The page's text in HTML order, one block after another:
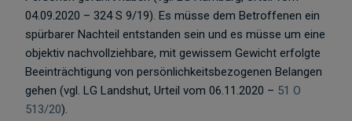
04.09.2020 – 324 S 9/19). Es müsse dem Betroffenen ein
spürbarer Nachteil entstanden sein und es müsse um eine
objektiv nachvollziehbare, mit gewissem Gewicht erfolgte
Beeinträchtigung von persönlichkeitsbezogenen Belangen
gehen (vgl. LG Landshut, Urteil vom 06.11.2020 – 51 O
513/20).